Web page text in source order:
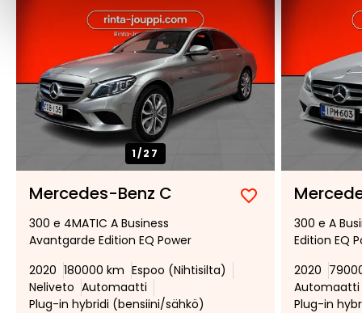
1/27
Mercedes-Benz C
Lisää
suosikiksi
Poista
suosikeista
300 e 4MATIC A Business
Avantgarde Edition EQ Power
2020 180000 km Espoo (Nihtisilta)
Neliveto Automaatti
Plug-in hybridi (bensiini/sähkö)
300 e A
Edition EQ
2020
Automaatti
Plug-in